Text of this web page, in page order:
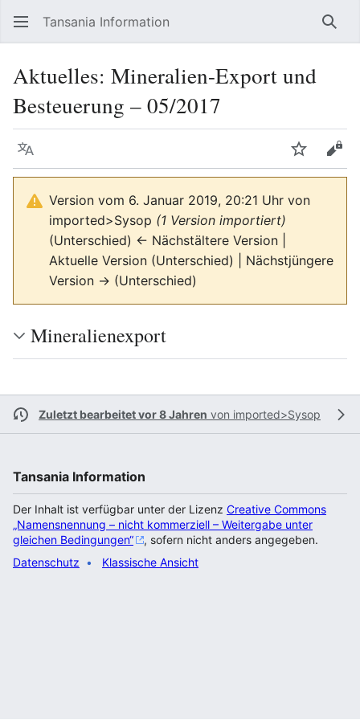
Tansania Information
Aktuelles: Mineralien-Export und
Besteuerung – 05/2017
Sprache
Version vom 6. Januar 2019, 20:21 Uhr von
imported>Sysop (1 Version importiert)
(Unterschied) ← Nächstältere Version |
Aktuelle Version (Unterschied) | Nächstjüngere
Version → (Unterschied)
Mineralienexport
Zuletzt bearbeitet vor 8 Jahren von imported>Sysop
Tansania Information
Der Inhalt ist verfügbar unter der Lizenz Creative Commons
„Namensnennung – nicht kommerziell – Weitergabe unter
gleichen Bedingungen“
, sofern nicht anders angegeben.
Datenschutz
Klassische Ansicht